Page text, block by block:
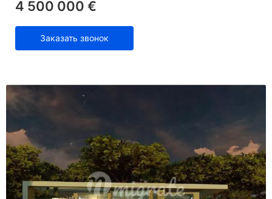
4 500 000 €
Заказать звонок